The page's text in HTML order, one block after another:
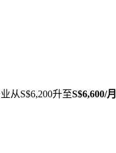
从S$6,200升至S$6,600/月